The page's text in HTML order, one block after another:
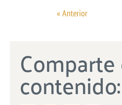
« Anterior
contenido: